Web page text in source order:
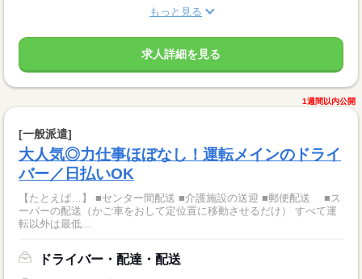
もっと見る
求人詳細を見る
1週間以内公開
[一般派遣]
大人気◎力仕事ほぼなし！運転メインのドライ
バー／日払いOK
【たとえば…】 ■センター間配送 ■介護施設の送迎 ■郵便配送 ■ス
ーパーの配送（かご車をおして定位置に移動させるだけ） すべて運
転以外は最低...
ドライバー・配達・配送